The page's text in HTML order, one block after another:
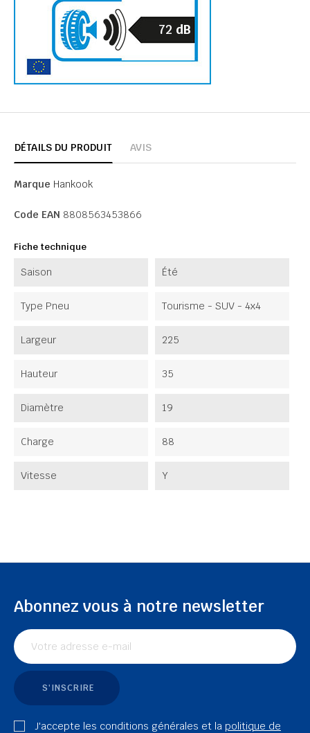
72 dB
DÉTAILS DU PRODUIT AVIS
Marque Hankook
Code EAN 8808563453866
Fiche technique
Saison Été
Type Pneu Tourisme - SUV - 4x4
Largeur 225
Hauteur 35
Diamètre 19
Charge 88
Vitesse Y
Abonnez vous à notre newsletter
S'INSCRIRE
J'accepte les conditions générales et la politique de